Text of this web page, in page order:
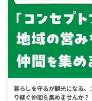
暮らしを守るが観光になる
り継ぐ仲間を集めませんか？